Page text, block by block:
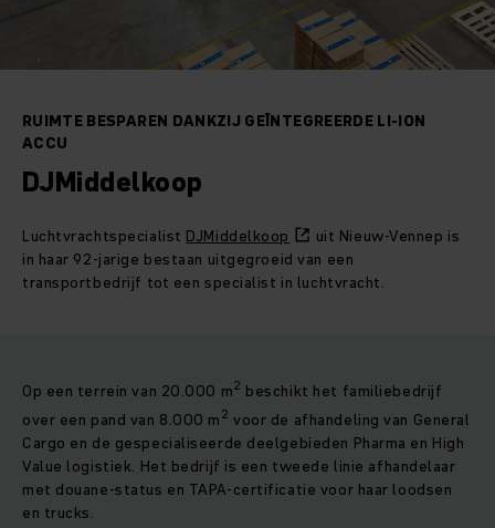
RUIMTE BESPAREN DANKZIJ GEÏNTEGREERDE LI-ION
ACCU
DJMiddelkoop
Luchtvrachtspecialist DJMiddelkoop
uit Nieuw-Vennep is
in haar 92-jarige bestaan uitgegroeid van een
transportbedrijf tot een specialist in luchtvracht.
Op een terrein van 20.000 m2 beschikt het familiebedrijf
over een pand van 8.000 m2 voor de afhandeling van General
Cargo en de gespecialiseerde deelgebieden Pharma en High
Value logistiek. Het bedrijf is een tweede linie afhandelaar
met douane-status en TAPA-certificatie voor haar loodsen
en trucks.